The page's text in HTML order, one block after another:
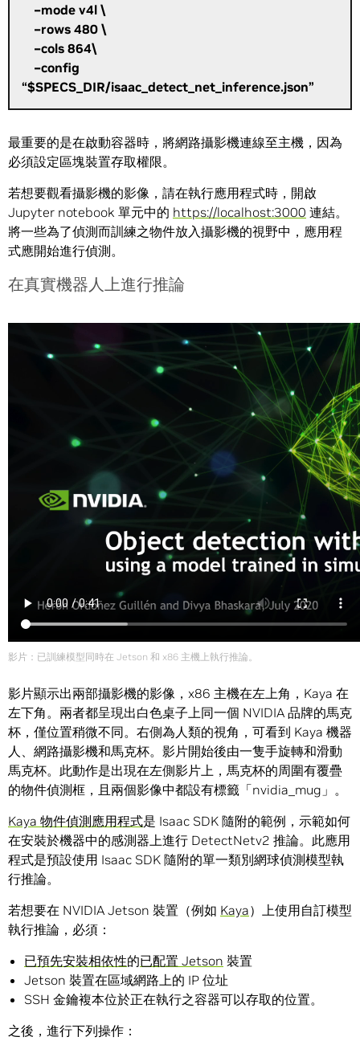
–mode v4l \
–rows 480 \
–cols 864\
–config
“$SPECS_DIR/isaac_detect_net_inference.json”
最重要的是在啟動容器時，將網路攝影機連線至主機，因為
必須設定區塊裝置存取權限。
若想要觀看攝影機的影像，請在執行應用程式時，開啟
Jupyter notebook 單元中的 https://localhost:3000 連結。
將一些為了偵測而訓練之物件放入攝影機的視野中，應用程
式應開始進行偵測。
在真實機器人上進行推論
影片：已訓練模型同時在 Jetson 和 x86 主機上執行推論。
影片顯示出兩部攝影機的影像，x86 主機在左上角，Kaya 在
左下角。兩者都呈現出白色桌子上同一個 NVIDIA 品牌的馬克
杯，僅位置稍微不同。右側為人類的視角，可看到 Kaya 機器
人、網路攝影機和馬克杯。影片開始後由一隻手旋轉和滑動
馬克杯。此動作是出現在左側影片上，馬克杯的周圍有覆疊
的物件偵測框，且兩個影像中都設有標籤「nvidia_mug」。
Kaya 物件偵測應用程式是 Isaac SDK 隨附的範例，示範如何
在安裝於機器中的感測器上進行 DetectNetv2 推論。此應用
程式是預設使用 Isaac SDK 隨附的單一類別網球偵測模型執
行推論。
若想要在 NVIDIA Jetson 裝置（例如 Kaya）上使用自訂模型
執行推論，必須：
已預先安裝相依性的已配置 Jetson 裝置
Jetson 裝置在區域網路上的 IP 位址
SSH 金鑰複本位於正在執行之容器可以存取的位置。
之後，進行下列操作：